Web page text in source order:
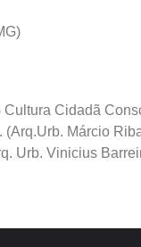
Cidadã
Márcio
Urb. Vinicius